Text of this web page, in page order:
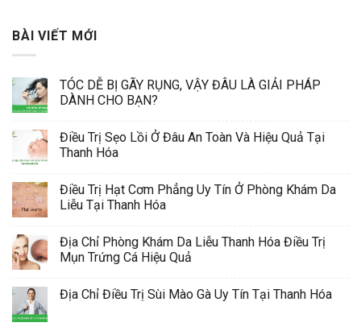
BÀI VIẾT MỚI
TÓC DỄ BỊ GÃY RỤNG, VẬY ĐÂU LÀ GIẢI PHÁP
DÀNH CHO BẠN?
Điều Trị Sẹo Lồi Ở Đâu An Toàn Và Hiệu Quả Tại
Thanh Hóa
Điều Trị Hạt Cơm Phẳng Uy Tín Ở Phòng Khám Da
Liễu Tại Thanh Hóa
Địa Chỉ Phòng Khám Da Liễu Thanh Hóa Điều Trị
Mụn Trứng Cá Hiệu Quả
Địa Chỉ Điều Trị Sùi Mào Gà Uy Tín Tại Thanh Hóa